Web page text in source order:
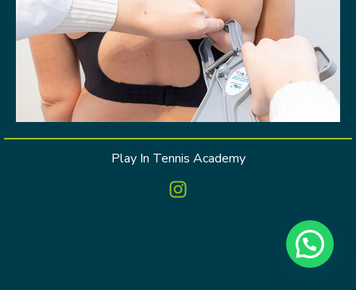
Play In Tennis Academy